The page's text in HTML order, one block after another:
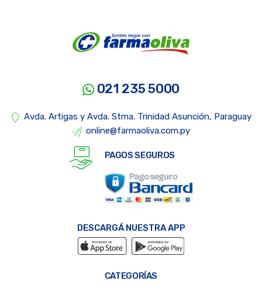
021 235 5000
Avda. Artigas y Avda. Stma. Trinidad Asunción, Paraguay
online@farmaoliva.com.py
PAGOS SEGUROS
DESCARGÁ NUESTRA APP
CATEGORÍAS